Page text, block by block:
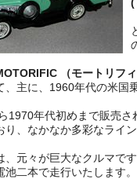
（モートリフ
、主に、1960年代の米国
1970年代初めまで販売
り、なかなか多彩なライ
、元々が巨大なクルマで
池二本で走行いたします。